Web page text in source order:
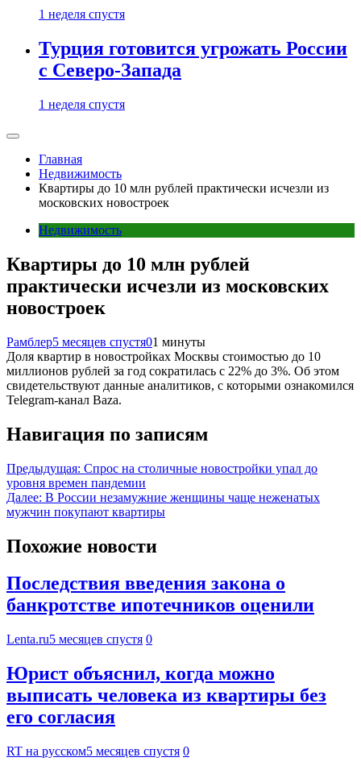
1 неделя спустя
Турция готовится угрожать России
с Северо-Запада
1 неделя спустя
Главная
Недвижимость
Квартиры до 10 млн рублей практически исчезли из
московских новостроек
Недвижимость
Квартиры до 10 млн рублей
практически исчезли из московских
новостроек
Рамблер5 месяцев спустя01 минуты
Доля квартир в новостройках Москвы стоимостью до 10
миллионов рублей за год сократилась с 22% до 3%. Об этом
свидетельствуют данные аналитиков, с которыми ознакомился
Telegram-канал Baza.
Навигация по записям
Предыдущая: Спрос на столичные новостройки упал до
уровня времен пандемии
Далее: В России незамужние женщины чаще неженатых
мужчин покупают квартиры
Похожие новости
Последствия введения закона о
банкротстве ипотечников оценили
Lenta.ru5 месяцев спустя 0
Юрист объяснил, когда можно
выписать человека из квартиры без
его согласия
RT на русском5 месяцев спустя 0